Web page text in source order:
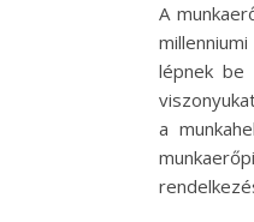
A
lépnek be
a